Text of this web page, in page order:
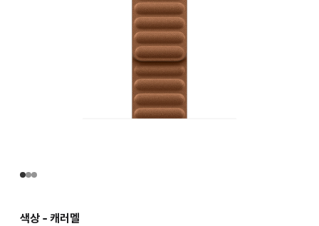
색상 - 캐러멜